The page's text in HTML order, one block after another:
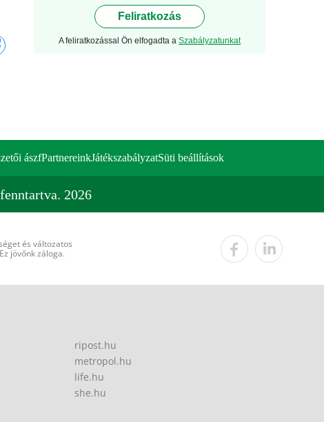
Feliratkozás
A feliratkozással Ön elfogadta a Szabályzatunkat
ászfPartnereinkJátékszabályzatSüti beállítások
2026
és változatos
jövőnk záloga.
ripost.hu
metropol.hu
life.hu
she.hu